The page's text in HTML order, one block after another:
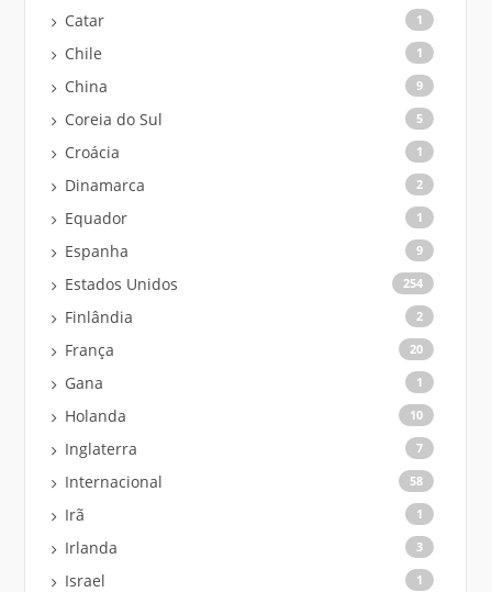
Catar 1
Chile 1
China 9
Coreia do Sul 5
Croácia 1
Dinamarca 2
Equador 1
Espanha 9
Estados Unidos 254
Finlândia 2
França 20
Gana 1
Holanda 10
Inglaterra 7
Internacional 58
Irã 1
Irlanda 3
Israel 1